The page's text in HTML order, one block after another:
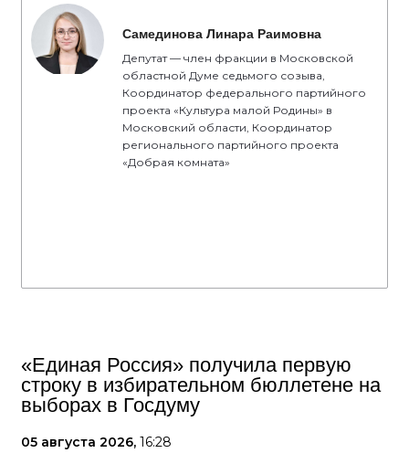
Самединова Линара Раимовна
Депутат — член фракции в Московской
областной Думе седьмого созыва,
Координатор федерального партийного
проекта «Культура малой Родины» в
Московский области, Координатор
регионального партийного проекта
«Добрая комната»
«Единая Россия» получила первую
строку в избирательном бюллетене на
выборах в Госдуму
05 августа 2026, 16:28